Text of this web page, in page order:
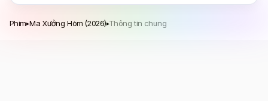
Phim▸Ma Xưởng Hòm (2026)▸Thông tin chung